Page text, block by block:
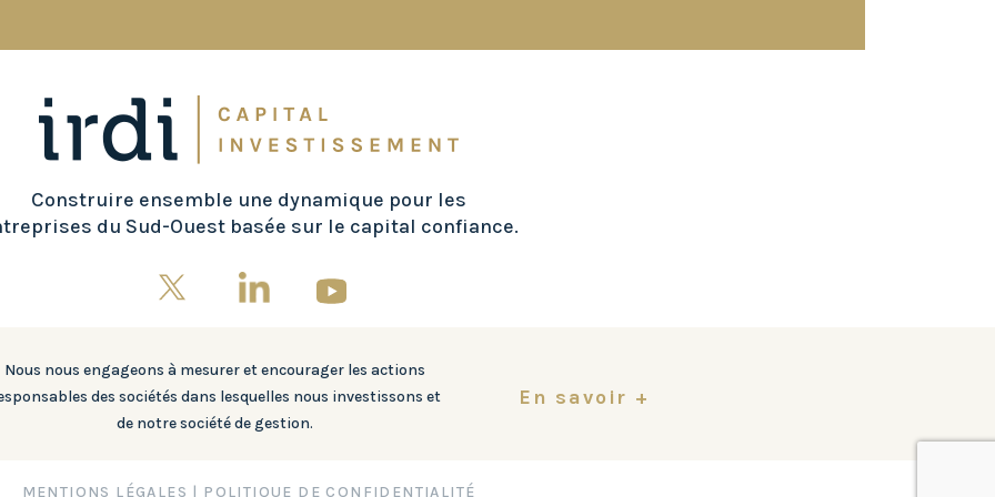
Construire ensemble une dynamique pour les
du Sud-Ouest basée sur le capital confiance.
Nous nous engageons à mesurer et encourager les actions
des sociétés dans lesquelles nous investissons et
de notre société de gestion.
En savoir +
MENTIONS LÉGALES | POLITIQUE DE CONFIDENTIALITÉ